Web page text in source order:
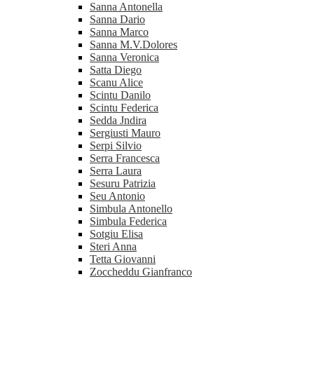
Sanna Antonella
Sanna Dario
Sanna Marco
Sanna M.V.Dolores
Sanna Veronica
Satta Diego
Scanu Alice
Scintu Danilo
Scintu Federica
Sedda Jndira
Sergiusti Mauro
Serpi Silvio
Serra Francesca
Serra Laura
Sesuru Patrizia
Seu Antonio
Simbula Antonello
Simbula Federica
Sotgiu Elisa
Steri Anna
Tetta Giovanni
Zoccheddu Gianfranco